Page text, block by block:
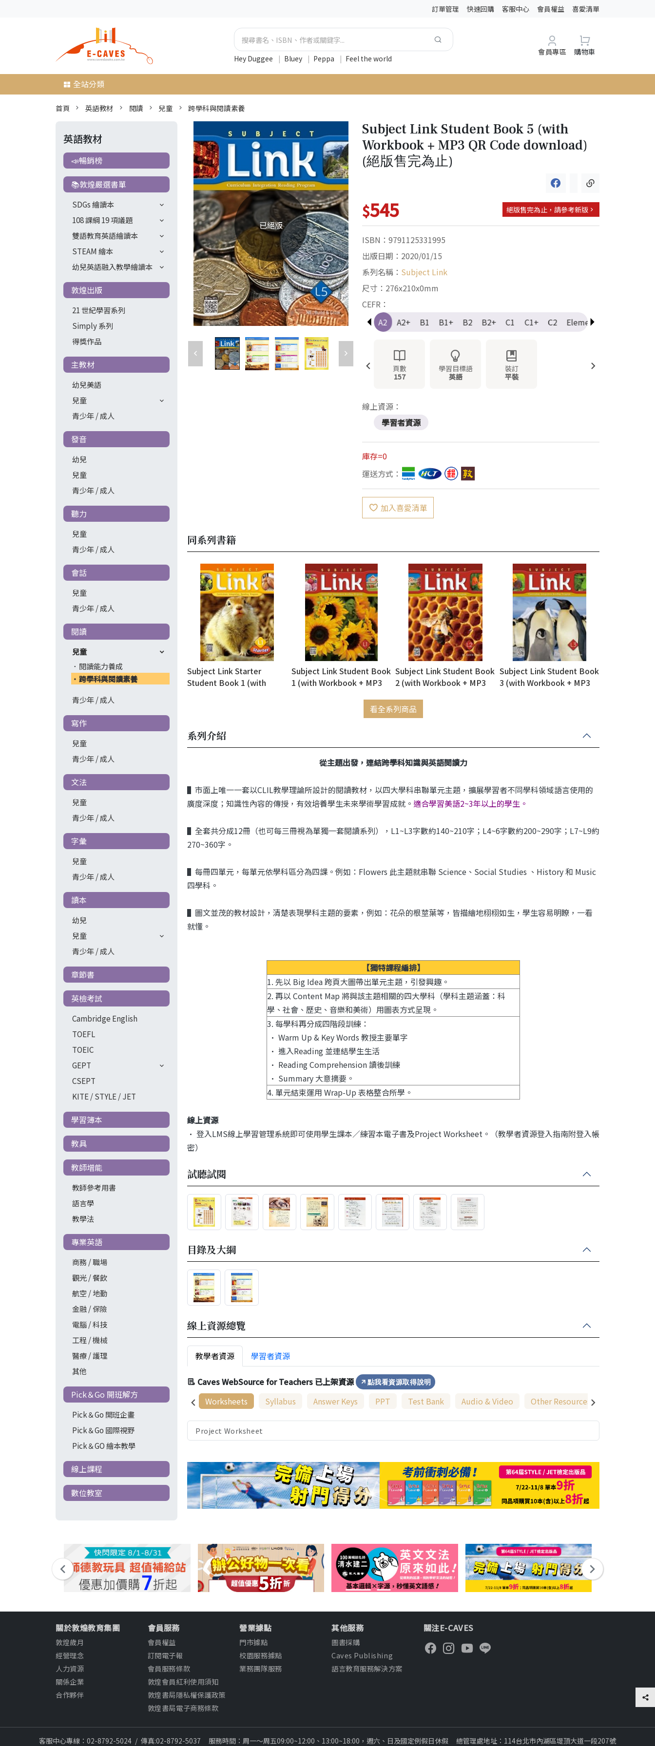
訂單管理 快速回購 客服中心 會員權益 喜愛清單
Hey Duggee | Bluey | Peppa | Feel the world
會員專區 購物車
全站分類
首頁 英語教材 閱讀 兒童 跨學科與閱讀素養
英語教材
📣暢銷榜
📚敦煌嚴選書單
SDGs 繪讀本
108 課綱 19 項議題
雙語教育英語繪讀本
STEAM 繪本
幼兒英語融入教學繪讀本
敦煌出版
21 世紀學習系列
Simply 系列
得獎作品
主教材
幼兒美語
兒童
青少年 / 成人
發音
幼兒
兒童
青少年 / 成人
聽力
兒童
青少年 / 成人
會話
兒童
青少年 / 成人
閱讀
兒童
閱讀能力養成
跨學科與閱讀素養
青少年 / 成人
寫作
兒童
青少年 / 成人
文法
兒童
青少年 / 成人
字彙
兒童
青少年 / 成人
讀本
幼兒
兒童
青少年 / 成人
章節書
英檢考試
Cambridge English
TOEFL
TOEIC
GEPT
CSEPT
KITE / STYLE / JET
學習簿本
教具
教師增能
教師參考用書
語言學
教學法
專業英語
商務 / 職場
觀光 / 餐飲
航空 / 地勤
金融 / 保險
電腦 / 科技
工程 / 機械
醫療 / 護理
其他
Pick＆Go 開班解方
Pick＆Go 開班企畫
Pick＆Go 國際視野
Pick＆GO 繪本教學
線上課程
數位教室
已絕版
Subject Link Student Book 5 (with
Workbook + MP3 QR Code download)
(絕版售完為止)
$545 絕版售完為止，請參考新版
ISBN：9791125331995
出版日期：2020/01/15
系列名稱： Subject Link
尺寸：276x210x0mm
CEFR：
Pre-A1
A1 A1+ A2 A2+ B1 B1+ B2 B2+ C1 C1+ C2 Elementary
頁數
157
學習目標語
英語
裝訂
平裝
線上資源：
學習者資源
庫存=0
運送方式：
加入喜愛清單
同系列書籍
Subject Link Starter
Student Book 1 (with
Subject Link Student Book
1 (with Workbook + MP3
Subject Link Student Book
2 (with Workbook + MP3
Subject Link Student Book
3 (with Workbook + MP3
看全系列商品
系列介紹
從主題出發，連結跨學科知識與英語閱讀力
▌市面上唯一一套以CLIL教學理論所設計的閱讀教材，以四大學科串聯單元主題，擴展學習者不同學科領域語言使用的
廣度深度；知識性內容的傳授，有效培養學生未來學術學習成就。 適合學習美語2~3年以上的學生。
▌全套共分成12冊（也可每三冊視為單獨一套閱讀系列），L1~L3字數約140~210字；L4~6字數約200~290字；L7~L9約
270~360字。
▌每冊四單元，每單元依學科區分為四課。例如：Flowers 此主題就串聯 Science、Social Studies 、History 和 Music
四學科。
▌圖文並茂的教材設計，清楚表現學科主題的要素，例如：花朵的根莖葉等，皆描繪地栩栩如生，學生容易明瞭，一看
就懂。
【獨特課程編排】
1. 先以 Big Idea 跨頁大圖帶出單元主題，引發興趣。
2. 再以 Content Map 將與該主題相關的四大學科（學科主題涵蓋：科
學、社會、歷史、音樂和美術）用圖表方式呈現。
3. 每學科再分成四階段訓練：
• Warm Up & Key Words 教授主要單字
• 進入Reading 並連結學生生活
• Reading Comprehension 讀後訓練
• Summary 大意摘要。
4. 單元結束運用 Wrap-Up 表格整合所學。
線上資源
• 登入LMS線上學習管理系統即可使用學生課本／練習本電子書及Project Worksheet。（教學者資源登入指南附登入帳
密）
試聽試閱
目錄及大綱
線上資源總覽
教學者資源 學習者資源
Caves WebSource for Teachers 已上架資源 點我看資源取得說明
Worksheets Syllabus Answer Keys PPT Test Bank Audio & Video Other Resources
Project Worksheet
關於敦煌教育集團
敦煌歲月
經營理念
人力資源
關係企業
合作夥伴
會員服務
會員權益
訂閱電子報
會員服務條款
敦煌會員紅利使用須知
敦煌書局隱私權保護政策
敦煌書局電子商務條款
營業據點
門市據點
校園服務據點
業務團隊服務
其他服務
圖書採購
Caves Publishing
語言教育服務解決方案
關注E-CAVES
客服中心專線：02-8792-5024 / 傳真:02-8792-5037 服務時間：周一～周五09:00~12:00、13:00~18:00，週六、日及國定例假日休假 總管理處地址：114台北市內湖區堤頂大道一段207號